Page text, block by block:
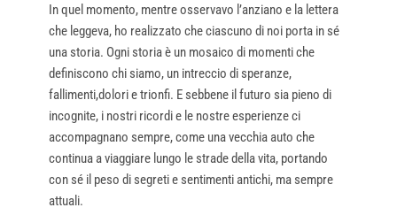
In quel momento, mentre osservavo l’anziano e la lettera
che leggeva, ho realizzato che ciascuno di noi porta in sé
una storia. Ogni storia è un mosaico di momenti che
definiscono chi siamo, un intreccio di speranze,
fallimenti,dolori e trionfi. E sebbene il futuro sia pieno di
incognite, i nostri ricordi e le nostre esperienze ci
accompagnano sempre, come una vecchia auto che
continua a viaggiare lungo le strade della vita, portando
con sé il peso di segreti e sentimenti antichi, ma sempre
attuali.